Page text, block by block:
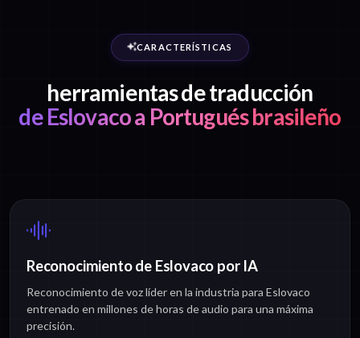
CARACTERÍSTICAS
herramientas de traducción
de Eslovaco a Portugués brasileño
Reconocimiento de Eslovaco por IA
Reconocimiento de voz líder en la industria para Eslovaco
entrenado en millones de horas de audio para una máxima
precisión.